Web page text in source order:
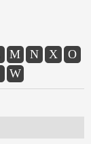
M N X
O
W